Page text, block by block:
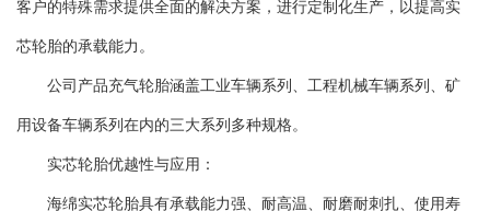
客户的特殊需求提供全面的解决方案，进行定制化生产，以提高实
芯轮胎的承载能力。
公司产品充气轮胎涵盖工业车辆系列、工程机械车辆系列、矿
用设备车辆系列在内的三大系列多种规格。
实芯轮胎优越性与应用：
海绵实芯轮胎具有承载能力强、耐高温、耐磨耐刺扎、使用寿